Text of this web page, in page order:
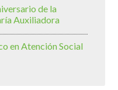
de la
Auxiliadora
en Atención Social